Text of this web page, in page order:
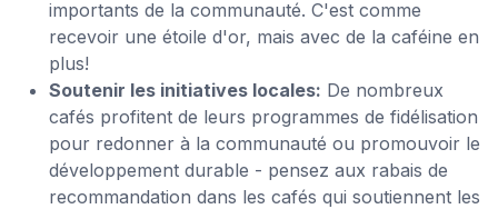
importants de la communauté. C'est comme
recevoir une étoile d'or, mais avec de la caféine en
plus!
Soutenir les initiatives locales: De nombreux
cafés profitent de leurs programmes de fidélisation
pour redonner à la communauté ou promouvoir le
développement durable - pensez aux rabais de
recommandation dans les cafés qui soutiennent les